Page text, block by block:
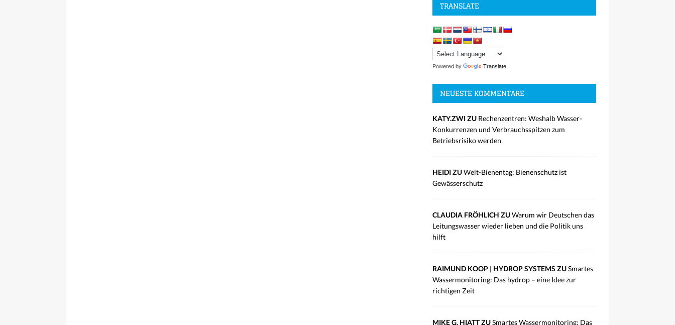
TRANSLATE
Powered by Translate
NEUESTE KOMMENTARE
KATY.ZWI ZU Rechenzentren: Weshalb Wasser-
Konkurrenzen und Verbrauchsspitzen zum
Betriebsrisiko werden
HEIDI ZUWelt-Bienentag: Bienenschutz ist
Gewässerschutz
CLAUDIA FRÖHLICH ZUWarum wir Deutschen das
Leitungswasser wieder lieben und die Politik uns
hilft
RAIMUND KOOP | HYDROP SYSTEMS ZUSmartes
Wassermonitoring: Das hydrop – eine Idee zur
richtigen Zeit
MIKE G. HIATT ZUSmartes Wassermonitoring: Das